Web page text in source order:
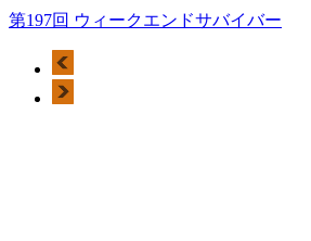
第197回 ウィークエンドサバイバー